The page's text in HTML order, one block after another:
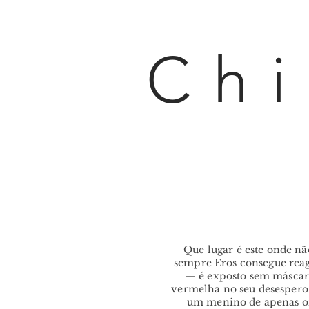
Que lugar é este onde
sempre Eros consegue
— é exposto sem
vermelha no seu
um menino de apenas